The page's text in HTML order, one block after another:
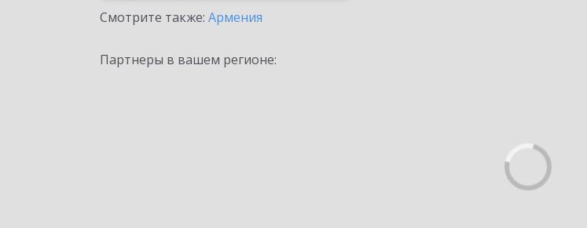
Смотрите также: Армения
Партнеры в вашем регионе: